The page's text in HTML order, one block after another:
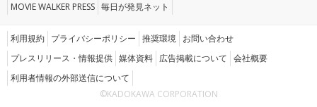
MOVIE WALKER PRESS 毎日が発見ネット
利用規約 プライバシーポリシー 推奨環境 お問い合わせ
プレスリリース・情報提供 媒体資料 広告掲載について 会社概要
利用者情報の外部送信について
©KADOKAWA CORPORATION